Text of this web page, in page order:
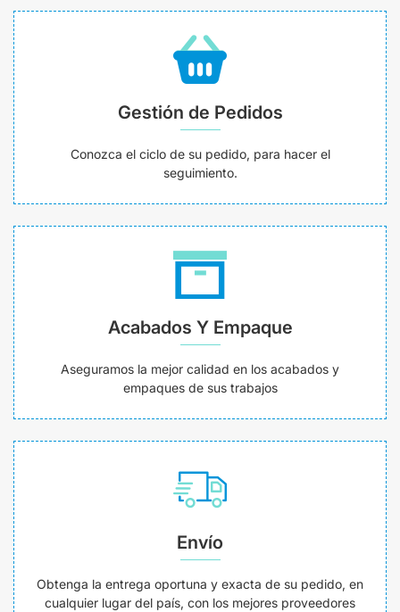
Gestión de Pedidos
Conozca el ciclo de su pedido, para hacer el
seguimiento.
Acabados Y Empaque
Aseguramos la mejor calidad en los acabados y
empaques de sus trabajos
Envío
Obtenga la entrega oportuna y exacta de su pedido, en
cualquier lugar del país, con los mejores proveedores